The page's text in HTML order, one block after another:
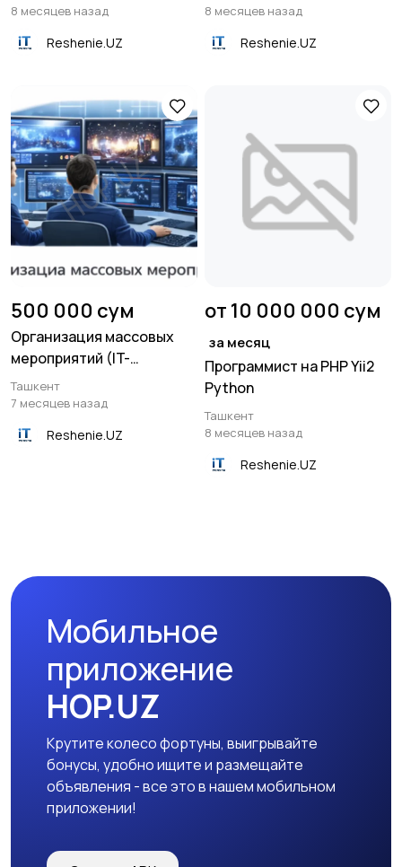
8 месяцев назад
Reshenie.UZ
8 месяцев назад
Reshenie.UZ
500 000 сум
Организация массовых
мероприятий (IT-
сопровождение)
Ташкент
7 месяцев назад
Reshenie.UZ
от 10 000 000 сум
за месяц
Программист на PHP Yii2
Python
Ташкент
8 месяцев назад
Reshenie.UZ
Мобильное
приложение
HOP.UZ
Крутите колесо фортуны, выигрывайте
бонусы, удобно ищите и размещайте
объявления - все это в нашем мобильном
приложении!